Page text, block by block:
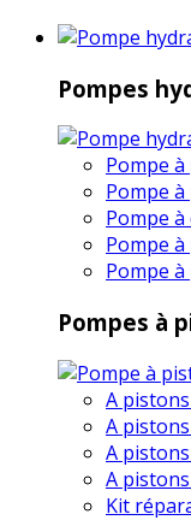
Pompes
Pompe
Pompe
Pompe
Pompe
Pompe
Pompes à
A pistons
A pistons
A pistons
A pistons
Kit